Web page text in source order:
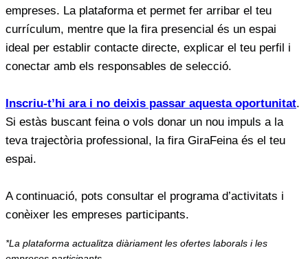
empreses. La plataforma et permet fer arribar el teu
currículum, mentre que la fira presencial és un espai
ideal per establir contacte directe, explicar el teu perfil i
conectar amb els responsables de selecció.
Inscriu-t’hi ara i no deixis passar aquesta oportunitat.
Si estàs buscant feina o vols donar un nou impuls a la
teva trajectòria professional, la fira GiraFeina és el teu
espai.
A continuació, pots consultar el programa d’activitats i
conèixer les empreses participants.
*La plataforma actualitza diàriament les ofertes laborals i les